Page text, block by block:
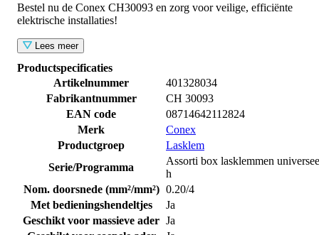
Bestel nu de Conex CH30093 en zorg voor veilige, efficiënte
elektrische installaties!
Lees meer
Productspecificaties
Artikelnummer
401328034
Fabrikantnummer
CH 30093
EAN code
08714642112824
Merk
Conex
Productgroep
Lasklem
Serie/Programma
Assorti box lasklemmen
h
Nom. doorsnede (mm²/mm²) 0.20/4
Met bedieningshendeltjes
Ja
Geschikt voor massieve ader Ja